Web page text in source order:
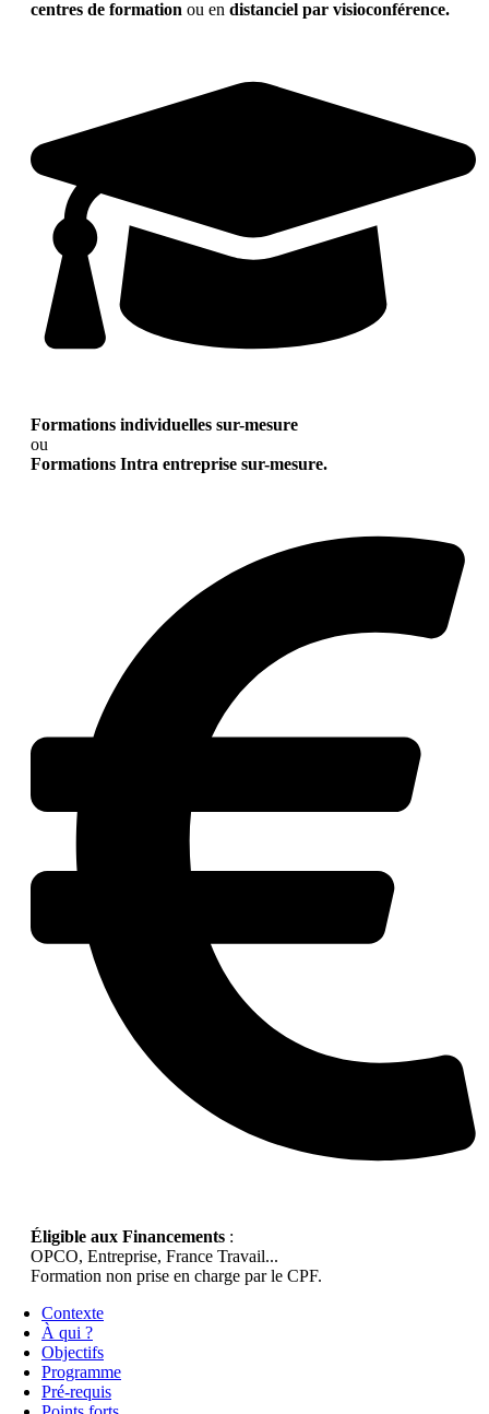
centres de formation ou en distanciel par visioconférence.
Formations individuelles sur-mesure
ou
Formations Intra entreprise sur-mesure.
Éligible aux Financements :
OPCO, Entreprise, France Travail...
Formation non prise en charge par le CPF.
Contexte
À qui ?
Objectifs
Programme
Pré-requis